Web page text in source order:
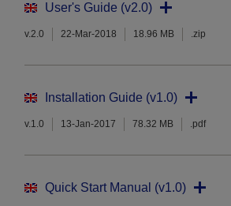
User's Guide (v2.0)
v.2.0 22-Mar-2018 18.96 MB .zip
Installation Guide (v1.0)
v.1.0 13-Jan-2017 78.32 MB .pdf
Quick Start Manual (v1.0)